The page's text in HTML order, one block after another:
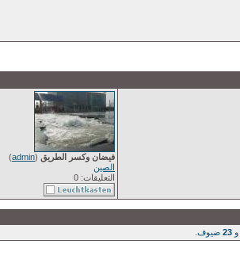
فيضان وكسر الطريق (
admin
)
الصين
التعليقات: 0
23 ضيوف.